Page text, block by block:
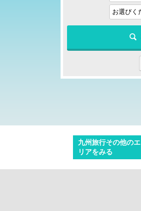
九州旅行その他のエ
リアをみる